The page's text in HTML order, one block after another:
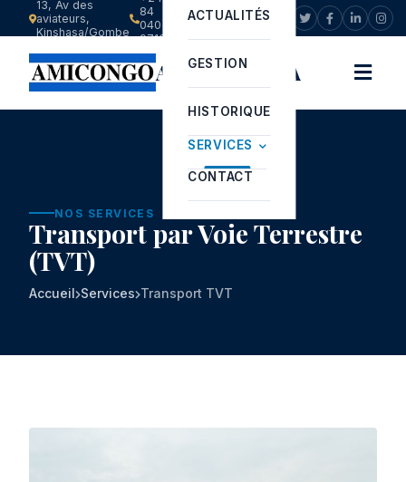
13, Av des
aviateurs,
Kinshasa/Gombe
84
040
9713
info@amicongo.com
AMICONGO SA
ACTUALITÉS
GESTION
HISTORIQUE
SERVICES
CONTACT
NOS SERVICES
Transport par Voie Terrestre
(TVT)
Accueil Services Transport TVT